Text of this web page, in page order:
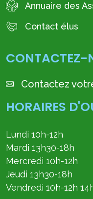
Annuaire des
Contact élus
CONTACTEZ-
Contactez
HORAIRES
Lundi 10h-12h
Mardi 13h30-18h
Mercredi 10h-12h
Jeudi 13h30-18h
Vendredi 10h-12h